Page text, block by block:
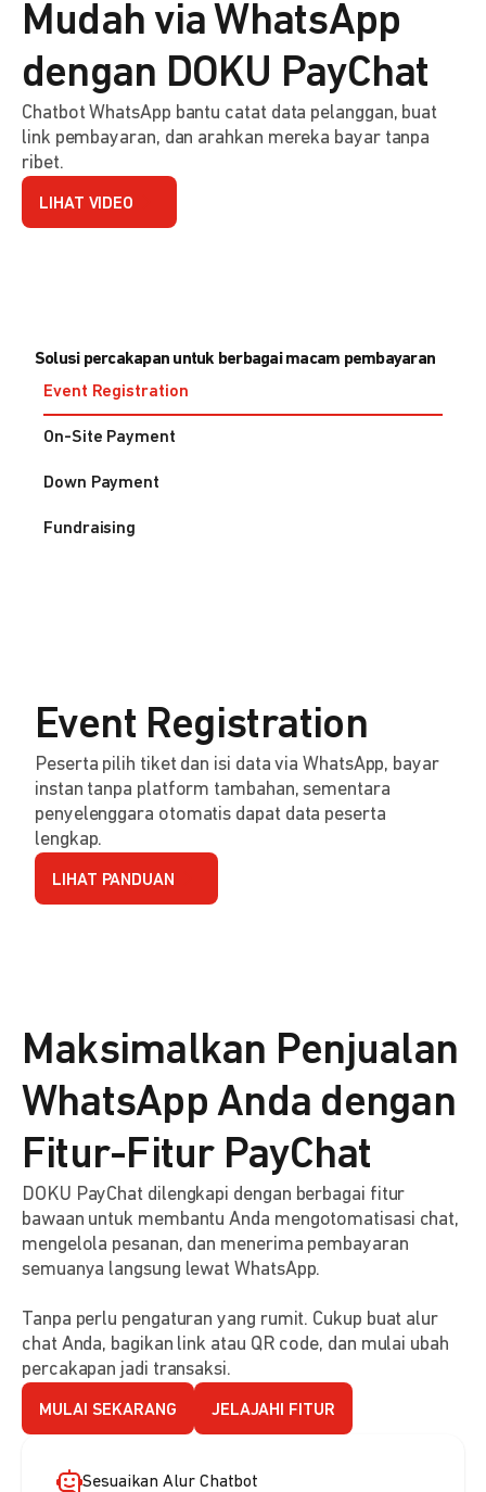
Mudah via WhatsApp
dengan DOKU PayChat
Chatbot WhatsApp bantu catat data pelanggan, buat
link pembayaran, dan arahkan mereka bayar tanpa
ribet.
LIHAT VIDEO
Solusi percakapan untuk berbagai macam pembayaran
Event Registration
On-Site Payment
Down Payment
Fundraising
Event Registration
Peserta pilih tiket dan isi data via WhatsApp, bayar
instan tanpa platform tambahan, sementara
penyelenggara otomatis dapat data peserta
lengkap.
LIHAT PANDUAN
Maksimalkan Penjualan
WhatsApp Anda dengan
Fitur-Fitur PayChat
DOKU PayChat dilengkapi dengan berbagai fitur
bawaan untuk membantu Anda mengotomatisasi chat,
mengelola pesanan, dan menerima pembayaran
semuanya langsung lewat WhatsApp.
Tanpa perlu pengaturan yang rumit. Cukup buat alur
chat Anda, bagikan link atau QR code, dan mulai ubah
percakapan jadi transaksi.
MULAI SEKARANG JELAJAHI FITUR
Sesuaikan Alur Chatbot